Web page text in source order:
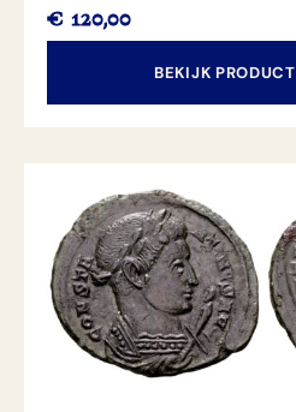
€ 120,00
BEKIJK PRODUCT